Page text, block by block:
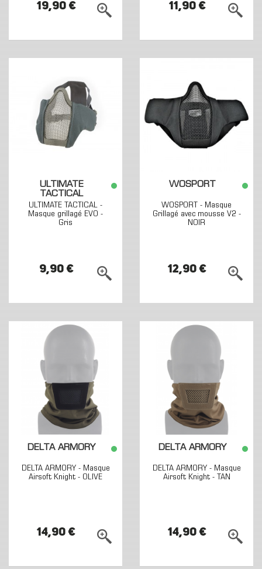
19,90 € 11,90 €
ULTIMATE
TACTICAL
ULTIMATE TACTICAL -
Masque grillagé EVO -
Gris
9,90 €
WOSPORT
WOSPORT - Masque
Grillagé avec mousse V2 -
NOIR
12,90 €
DELTA ARMORY
DELTA ARMORY - Masque
Airsoft Knight - OLIVE
14,90 €
DELTA ARMORY
DELTA ARMORY - Masque
Airsoft Knight - TAN
14,90 €